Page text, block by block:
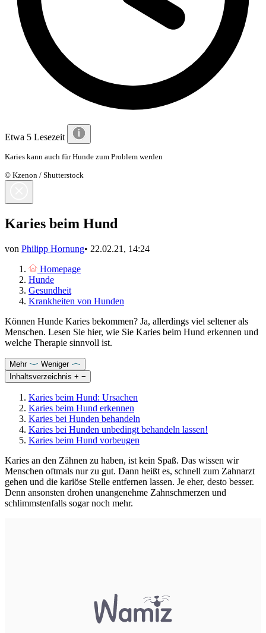
Etwa 5 Lesezeit
Karies kann auch für Hunde zum Problem werden
© Kzenon / Shutterstock
Karies beim Hund
von Philipp Hornung• 22.02.21, 14:24
Homepage
Hunde
Gesundheit
Krankheiten von Hunden
Können Hunde Karies bekommen? Ja, allerdings viel seltener als
Menschen. Lesen Sie hier, wie Sie Karies beim Hund erkennen und
welche Therapie sinnvoll ist.
Mehr
Weniger
Inhaltsverzeichnis + −
Karies beim Hund: Ursachen
Karies beim Hund erkennen
Karies bei Hunden behandeln
Karies bei Hunden unbedingt behandeln lassen!
Karies beim Hund vorbeugen
Karies an den Zähnen zu haben, ist kein Spaß. Das wissen wir
Menschen oftmals nur zu gut. Dann heißt es, schnell zum Zahnarzt
gehen und die kariöse Stelle entfernen lassen. Je eher, desto besser.
Denn ansonsten drohen unangenehme Zahnschmerzen und
schlimmstenfalls sogar noch mehr.